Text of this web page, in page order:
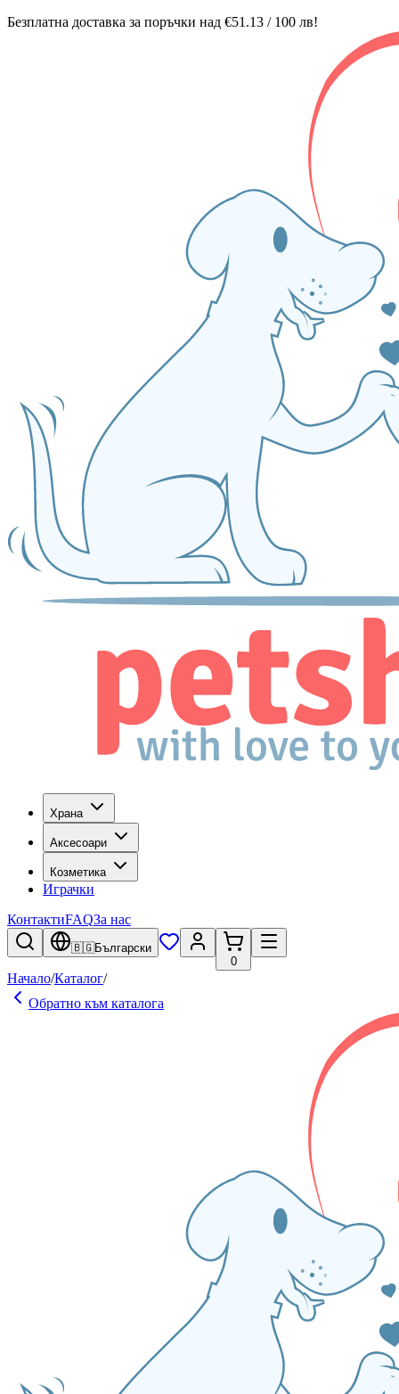
Безплатна доставка за поръчки над €51.13 / 100 лв!
Храна
Аксесоари
Козметика
Играчки
КонтактиFAQЗа нас
🇧🇬Български
0
Начало/Каталог/
Обратно към каталога